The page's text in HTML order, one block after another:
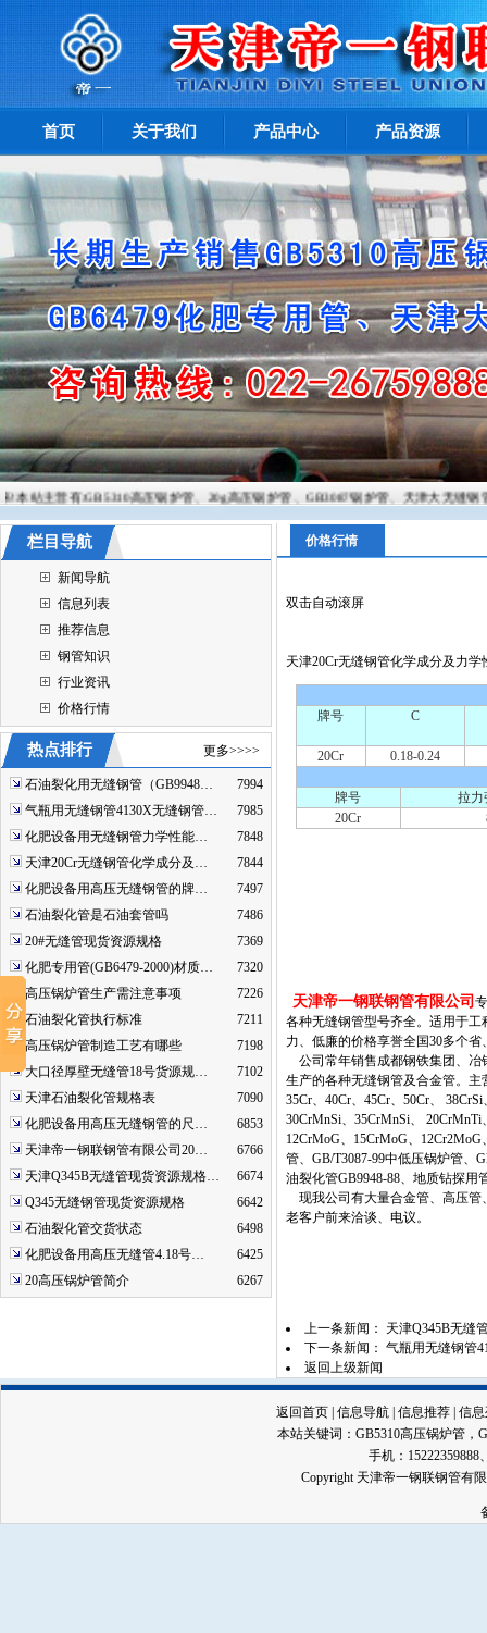
首页 关于我们 产品中心 产品资源
站主营有:GB5310高压锅炉管、20g高压锅炉管、GB3087锅炉管、天津大无缝钢
栏目导航
新闻导航
信息列表
推荐信息
钢管知识
行业资讯
价格行情
热点排行 更多>>>>
石油裂化用无缝钢管（GB9948…
7994
气瓶用无缝钢管4130X无缝钢管…
7985
化肥设备用无缝钢管力学性能…
7848
天津20Cr无缝钢管化学成分及…
7844
化肥设备用高压无缝钢管的牌…
7497
石油裂化管是石油套管吗
7486
20#无缝管现货资源规格
7369
化肥专用管(GB6479-2000)材质…
7320
高压锅炉管生产需注意事项
7226
石油裂化管执行标准
7211
高压锅炉管制造工艺有哪些
7198
大口径厚壁无缝管18号货源规…
7102
天津石油裂化管规格表
7090
化肥设备用高压无缝钢管的尺…
6853
天津帝一钢联钢管有限公司20…
6766
天津Q345B无缝管现货资源规格…
6674
Q345无缝钢管现货资源规格
6642
石油裂化管交货状态
6498
化肥设备用高压无缝管4.18号…
6425
20高压锅炉管简介
6267
价格行情
双击自动滚屏
天津20Cr无缝钢管化学成分及力学
牌号 C
20Cr 0.18-0.24
牌号
拉力
20Cr
天津帝一钢联钢管有限公司
各种无缝钢管型号齐全。适用于工
力、低廉的价格享誉全国30多个
公司常年销售成都钢铁集团、冶
生产的各种无缝钢管及合金管。主
35Cr、40Cr、45Cr、50Cr、
30CrMnSi、35CrMnSi、
12CrMoG、15CrMoG、
管、GB/T3087-99中低压锅炉管、
油裂化管GB9948-88、地质钻探用
现我公司有大量合金管、高压管
老客户前来洽谈、电议。
上一条新闻：
天津Q345B无缝
下一条新闻： 气瓶用无缝钢管
返回上级新闻
返回首页 信息导航 信息推荐 信
本站关键词： GB5310高压锅炉管，
手机：15222359888
Copyright 天津帝一钢联钢管有